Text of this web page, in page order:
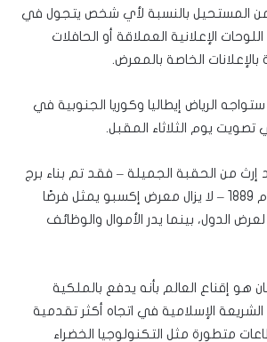
المستحيل بالنسبة لأي شخص يتجول في
الإعلانية العملاقة أو الحافلات
بالإعلانات الخاصة بالمعرض.
الرياض إيطاليا وكوريا الجنوبية في
تصويت يوم الثلاثاء المقبل.
من الحقبة الجميلة – فقد تم بناء برج
إيفل لمعرض باريس عام 1889 – لا يزال معرض إكسبو يمثل فرصًا
الدول، بينما يدر الأموال والوظائف
إقناع العالم بأنه يدفع بالملكية
الشريعة الإسلامية في اتجاه أكثر تقدمية
متطورة مثل التكنولوجيا الخضراء